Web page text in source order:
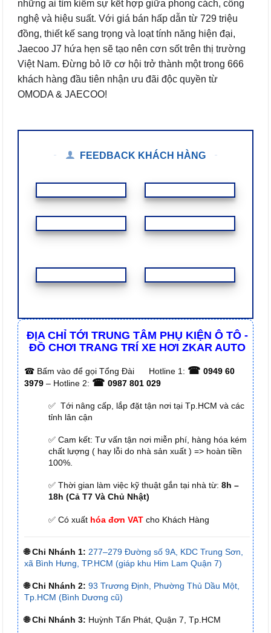
những ai tìm kiếm sự kết hợp giữa phong cách, công
nghệ và hiệu suất. Với giá bán hấp dẫn từ 729 triệu
đồng, thiết kế sang trọng và loạt tính năng hiện đại,
Jaecoo J7 hứa hẹn sẽ tạo nên cơn sốt trên thị trường
Việt Nam. Đừng bỏ lỡ cơ hội trở thành một trong 666
khách hàng đầu tiên nhận ưu đãi độc quyền từ
OMODA & JAECOO!
FEEDBACK KHÁCH HÀNG
ĐỊA CHỈ TỚI TRUNG TÂM PHỤ KIỆN Ô TÔ -
ĐỒ CHƠI TRANG TRÍ XE HƠI ZKAR AUTO
☎ Bấm vào để gọi Tổng Đài Hotline 1: ☎ 0949 60
3979 – Hotline 2: ☎ 0987 801 029
✅ Tới nâng cấp, lắp đặt tận nơi tại Tp.HCM và các
tỉnh lân cận
✅ Cam kết: Tư vấn tận nơi miễn phí, hàng hóa kém
chất lượng ( hay lỗi do nhà sản xuất ) => hoàn tiền
100%.
✅ Thời gian làm việc kỹ thuật gắn tại nhà từ: 8h –
18h (Cả T7 Và Chủ Nhật)
✅ Có xuất hóa đơn VAT cho Khách Hàng
🌐 Chi Nhánh 1: 277–279 Đường số 9A, KDC Trung Sơn,
xã Bình Hưng, TP.HCM (giáp khu Him Lam Quận 7)
🌐 Chi Nhánh 2: 93 Trương Định, Phường Thủ Dầu Một,
Tp.HCM (Bình Dương cũ)
🌐 Chi Nhánh 3: Huỳnh Tấn Phát, Quận 7, Tp.HCM